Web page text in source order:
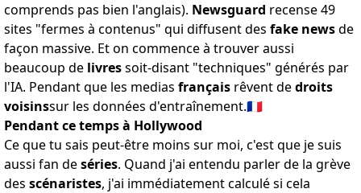
comprends pas bien l'anglais). Newsguard recense49
sites "fermes à contenus" qui diffusent des fake newsde
façon massive. Et on commence à trouver aussi
beaucoup de livressoit-disant "techniques" générés par
l'IA. Pendant que les medias français rêvent dedroits
voisinssur les données d'entraînement.🇫🇷
Pendant ce temps à Hollywood
Ce que tu sais peut-être moins sur moi, c'est que je suis
aussi fan deséries. Quand j'ai entendu parler de la grève
des scénaristes, j'ai immédiatement calculé si cela